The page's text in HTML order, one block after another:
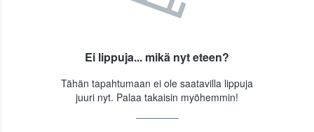
Ei lippuja... mikä nyt eteen?
Tähän tapahtumaan ei ole saatavilla lippuja
juuri nyt. Palaa takaisin myöhemmin!